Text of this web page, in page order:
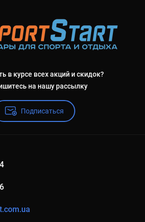
в курсе всех акций и скидок?
на нашу рассылку
Подписаться